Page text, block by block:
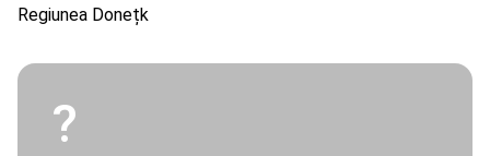
Regiunea Donețk
?